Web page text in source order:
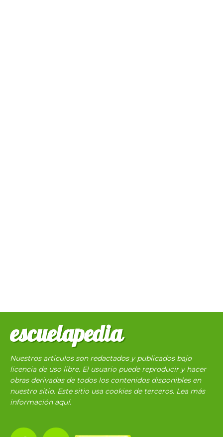
escuelapedia
Nuestros articulos son redactados y publicados bajo
licencia de uso libre. El usuario puede reproducir y hacer
obras derivadas de todos los contenidos disponibles en
nuestro sitio. Este sitio usa cookies de terceros. Lea más
información aquí.